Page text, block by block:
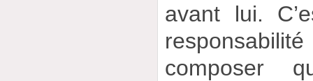
avant lui.
composer